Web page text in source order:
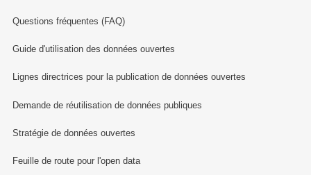
Questions fréquentes (FAQ)
Guide d'utilisation des données ouvertes
Lignes directrices pour la publication de données ouvertes
Demande de réutilisation de données publiques
Stratégie de données ouvertes
Feuille de route pour l'open data